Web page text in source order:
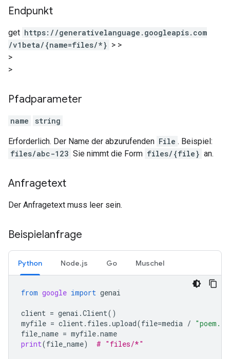
Endpunkt
get https: / /generativelanguage.googleapis.com
/v1beta/{name=files/*} > >
>
>
Pfadparameter
name string
Erforderlich. Der Name der abzurufenden File . Beispiel:
files/abc-123 Sie nimmt die Form files/{file} an.
Anfragetext
Der Anfragetext muss leer sein.
Beispielanfrage
Python Node.js Go Muschel
from google import genai
client = genai .Client()
myfile = client. files .upload(file=media /
file_name = myfile.name
print(file_name) # "files/*"